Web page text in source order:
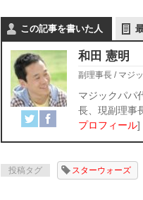
この記事を書いた人
和田 憲明
副理事長 / マジ
マジックパパ
長、現副理事
プロフィール]
投稿タグ スターウォーズ